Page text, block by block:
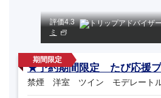
評価4.3
ミ
★予約期間限定 たび応援
禁煙 洋室 ツイン モデレート